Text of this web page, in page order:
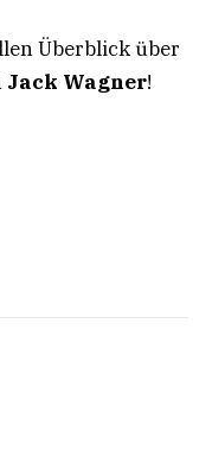
Überblick über
Jack Wagner!